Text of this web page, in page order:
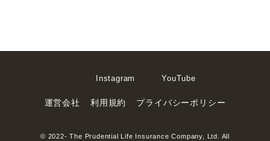
Instagram YouTube
運営会社 利用規約 プライバシーポリシー
© 2022- The Prudential Life Insurance Company, Ltd. All